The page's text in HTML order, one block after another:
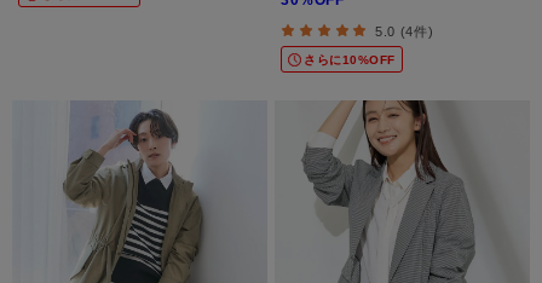
5.0 (4件)
さらに10%OFF